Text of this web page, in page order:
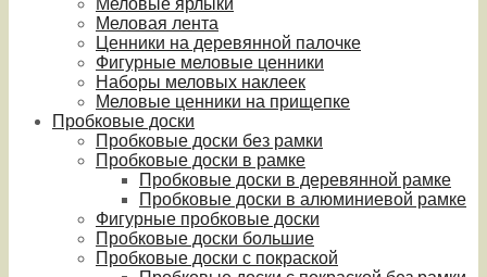
Меловые ярлыки
Меловая лента
Ценники на деревянной палочке
Фигурные меловые ценники
Наборы меловых наклеек
Меловые ценники на прищепке
Пробковые доски
Пробковые доски без рамки
Пробковые доски в рамке
Пробковые доски в деревянной рамке
Пробковые доски в алюминиевой рамке
Фигурные пробковые доски
Пробковые доски большие
Пробковые доски с покраской